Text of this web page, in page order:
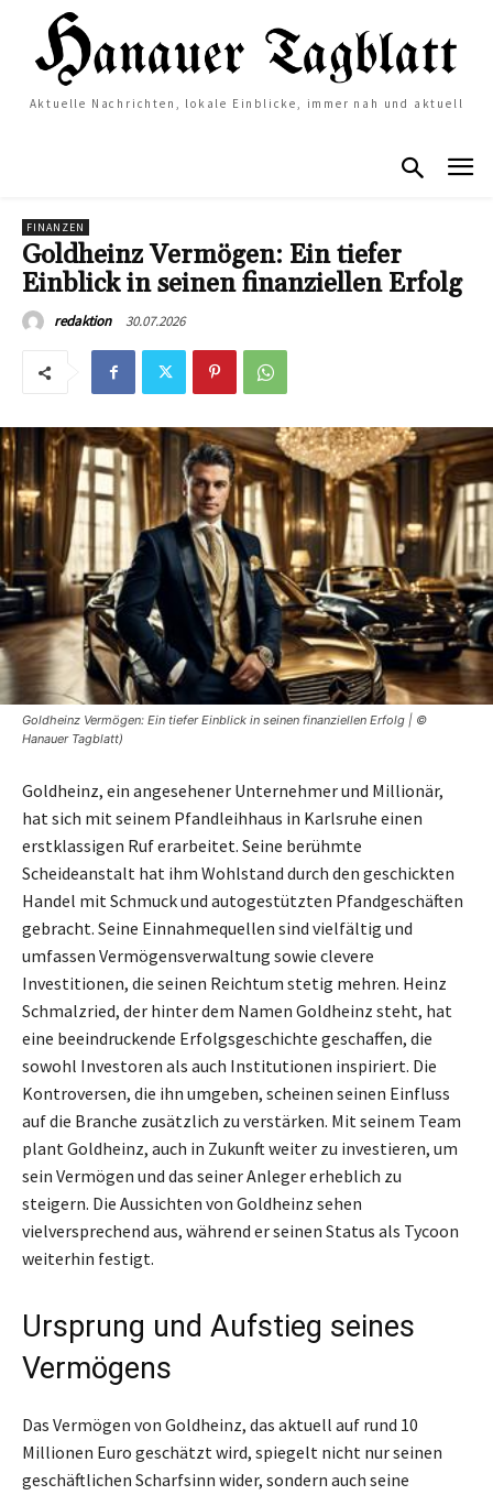
Aktuelle Nachrichten, lokale Einblicke, immer nah und aktuell
FINANZEN
Goldheinz Vermögen: Ein tiefer
Einblick in seinen finanziellen Erfolg
redaktion 30.07.2026
Goldheinz Vermögen: Ein tiefer Einblick in seinen finanziellen Erfolg | ©
Hanauer Tagblatt)
Goldheinz, ein angesehener Unternehmer und Millionär,
hat sich mit seinem Pfandleihhaus in Karlsruhe einen
erstklassigen Ruf erarbeitet. Seine berühmte
Scheideanstalt hat ihm Wohlstand durch den geschickten
Handel mit Schmuck und autogestützten Pfandgeschäften
gebracht. Seine Einnahmequellen sind vielfältig und
umfassen Vermögensverwaltung sowie clevere
Investitionen, die seinen Reichtum stetig mehren. Heinz
Schmalzried, der hinter dem Namen Goldheinz steht, hat
eine beeindruckende Erfolgsgeschichte geschaffen, die
sowohl Investoren als auch Institutionen inspiriert. Die
Kontroversen, die ihn umgeben, scheinen seinen Einfluss
auf die Branche zusätzlich zu verstärken. Mit seinem Team
plant Goldheinz, auch in Zukunft weiter zu investieren, um
sein Vermögen und das seiner Anleger erheblich zu
steigern. Die Aussichten von Goldheinz sehen
vielversprechend aus, während er seinen Status als Tycoon
weiterhin festigt.
Ursprung und Aufstieg seines
Vermögens
Das Vermögen von Goldheinz, das aktuell auf rund 10
Millionen Euro geschätzt wird, spiegelt nicht nur seinen
geschäftlichen Scharfsinn wider, sondern auch seine